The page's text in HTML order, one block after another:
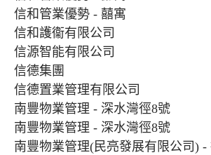
信和管業優勢 - 囍寓
信和護衞有限公司
信源智能有限公司
信德集團
信德置業管理有限公司
南豐物業管理 - 深水灣徑8號
南豐物業管理 - 深水灣徑8號
南豐物業管理(民亮發展有限公司)